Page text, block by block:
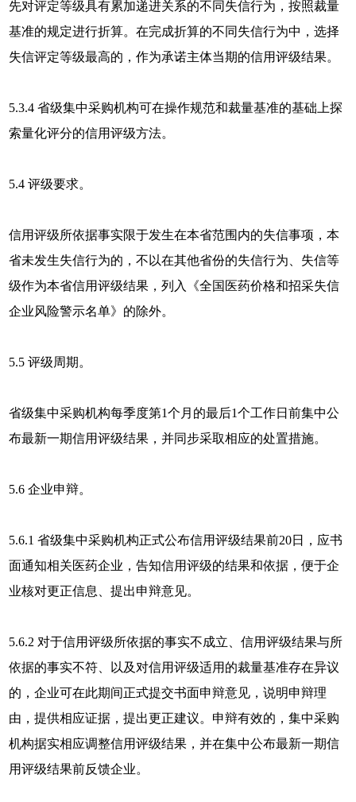
先对评定等级具有累加递进关系的不同失信行为，按照裁量
基准的规定进行折算。在完成折算的不同失信行为中，选择
失信评定等级最高的，作为承诺主体当期的信用评级结果。
5.3.4 省级集中采购机构可在操作规范和裁量基准的基础上探
索量化评分的信用评级方法。
5.4 评级要求。
信用评级所依据事实限于发生在本省范围内的失信事项，本
省未发生失信行为的，不以在其他省份的失信行为、失信等
级作为本省信用评级结果，列入《全国医药价格和招采失信
企业风险警示名单》的除外。
5.5 评级周期。
省级集中采购机构每季度第1个月的最后1个工作日前集中公
布最新一期信用评级结果，并同步采取相应的处置措施。
5.6 企业申辩。
5.6.1 省级集中采购机构正式公布信用评级结果前20日，应书
面通知相关医药企业，告知信用评级的结果和依据，便于企
业核对更正信息、提出申辩意见。
5.6.2 对于信用评级所依据的事实不成立、信用评级结果与所
依据的事实不符、以及对信用评级适用的裁量基准存在异议
的，企业可在此期间正式提交书面申辩意见，说明申辩理
由，提供相应证据，提出更正建议。申辩有效的，集中采购
机构据实相应调整信用评级结果，并在集中公布最新一期信
用评级结果前反馈企业。